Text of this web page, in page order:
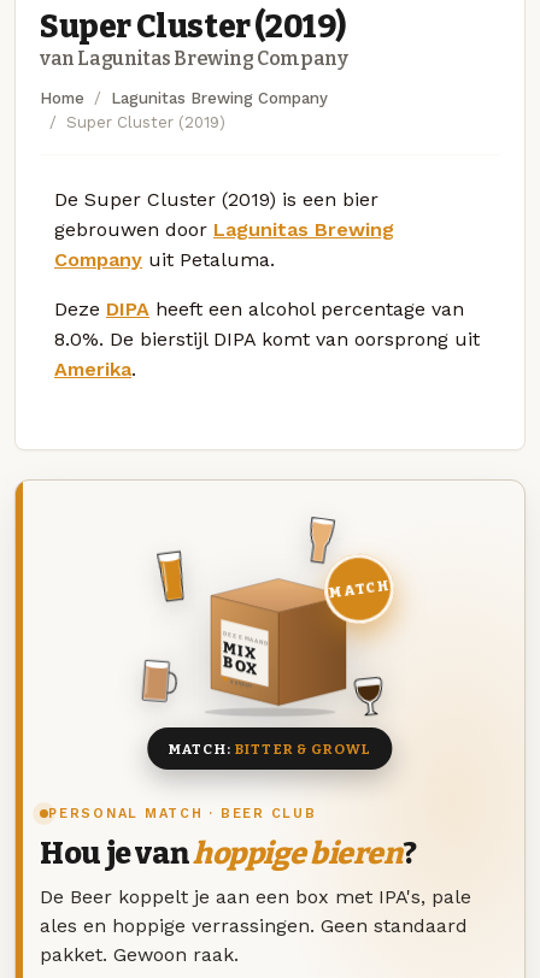
Super Cluster (2019)
van Lagunitas Brewing Company
Home
Lagunitas Brewing Company
Super Cluster (2019)
De Super Cluster (2019) is een bier
gebrouwen door Lagunitas Brewing
Company uit Petaluma.
Deze DIPA heeft een alcohol percentage van
8.0%. De bierstijl DIPA komt van oorsprong uit
Amerika.
PERSONAL MATCH · BEER CLUB
Hou je vanhoppige bieren?
De Beer koppelt je aan een box met IPA's, pale
ales en hoppige verrassingen. Geen standaard
pakket. Gewoon raak.
DEZE MAAND
MIX
BOX
8 BIEREN
MATCH
MATCH: BITTER & GROWL